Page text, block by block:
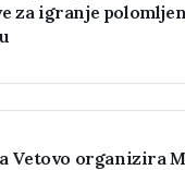
za igranje
Vetovo organizira